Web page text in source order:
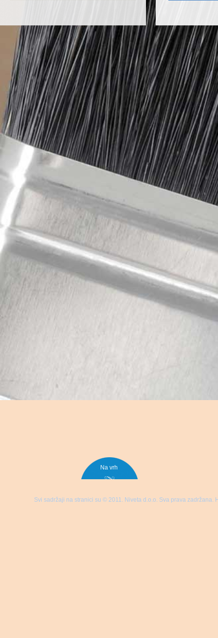
Na vrh
Svi sadržaji na stranici su © 2011. Niveta d.o.o. Sva prava zadržana.